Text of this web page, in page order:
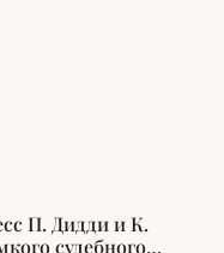
П. Дидди и К.
судебного